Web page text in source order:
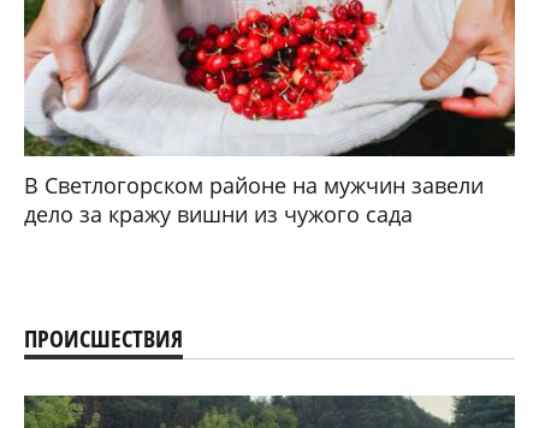
В Светлогорском районе на мужчин завели
дело за кражу вишни из чужого сада
ПРОИСШЕСТВИЯ